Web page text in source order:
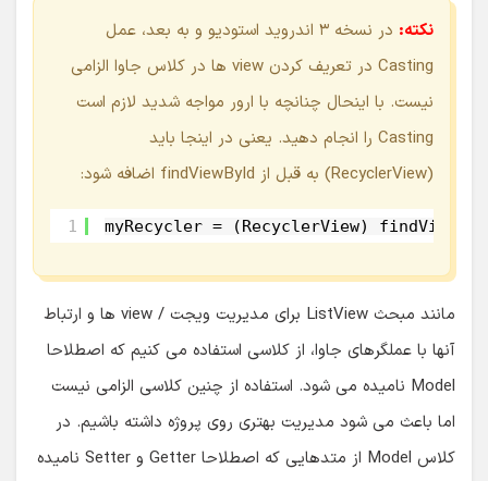
نکته:
در نسخه ۳ اندروید استودیو و به بعد، عمل
Casting در تعریف کردن view ها در کلاس جاوا الزامی
نیست. با اینحال چنانچه با ارور مواجه شدید لازم است
Casting را انجام دهید. یعنی در اینجا باید
(RecyclerView) به قبل از findViewById اضافه شود:
1 myRecycler = (RecyclerView)
مانند مبحث ListView برای مدیریت ویجت / view ها و ارتباط
آنها با عملگرهای جاوا، از کلاسی استفاده می کنیم که اصطلاحا
Model نامیده می شود. استفاده از چنین کلاسی الزامی نیست
اما باعث می شود مدیریت بهتری روی پروژه داشته باشیم. در
کلاس Model از متدهایی که اصطلاحا Getter و Setter نامیده